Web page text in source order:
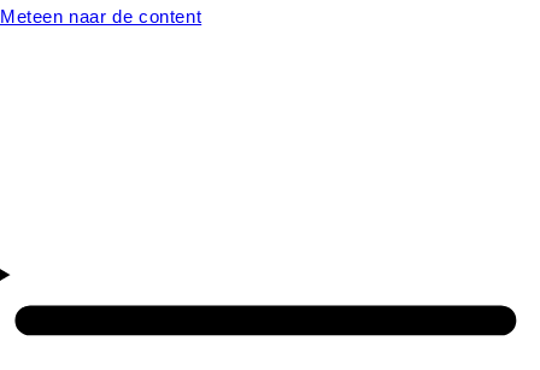
Meteen naar de content